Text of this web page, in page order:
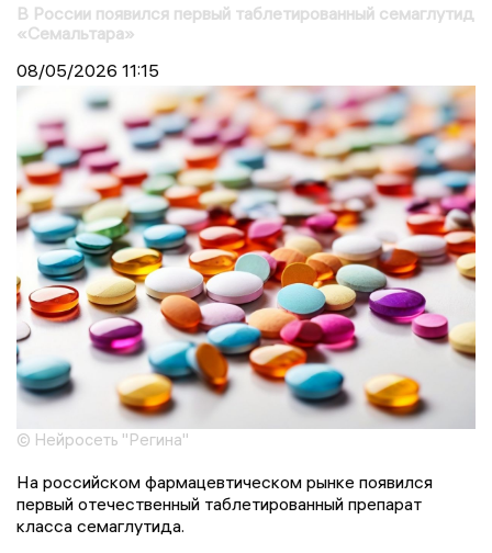
В России появился первый таблетированный семаглутид
«Семальтара»
08/05/2026 11:15
© Нейросеть "Регина"
На российском фармацевтическом рынке появился
первый отечественный таблетированный препарат
класса семаглутида.